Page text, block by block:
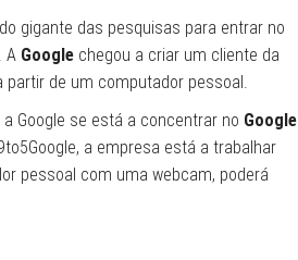
gigante das pesquisas para entrar no
A Google chegou a criar um cliente da
partir de um computador pessoal.
a Google se está a concentrar no Google
a empresa está a trabalhar
pessoal com uma webcam, poderá